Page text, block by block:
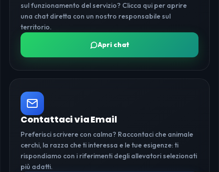
sul funzionamento del servizio? Clicca qui per aprire
una chat diretta con un nostro responsabile sul
territorio.
Apri chat
Contattaci via Email
Preferisci scrivere con calma? Raccontaci che animale
cerchi, la razza che ti interessa e le tue esigenze: ti
rispondiamo con i riferimenti degli allevatori selezionati
più adatti.